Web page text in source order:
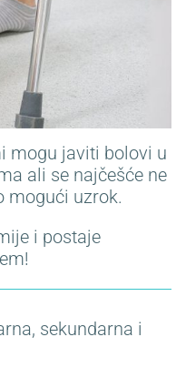
mogu javiti bolovi u
ali se najčešće ne
mogući uzrok.
i postaje
sekundarna i